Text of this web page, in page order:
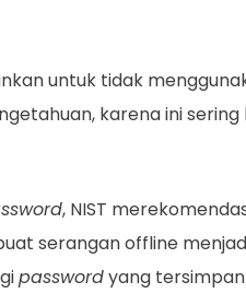
untuk tidak
karena ini
, NIST
serangan offline
passwordyang